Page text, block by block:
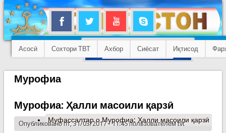
Асосӣ Сохтори ТВТ Ахбор Сиёсат Иқтисод
Мурофиа
Мурофиа: Ҳалли масоили қарзӣ
Опубликовано пт, 31/03/2017 - 11:45 пользователемtvt
Муфассалтаро Мурофиа: Ҳалли масоили қарзӣ